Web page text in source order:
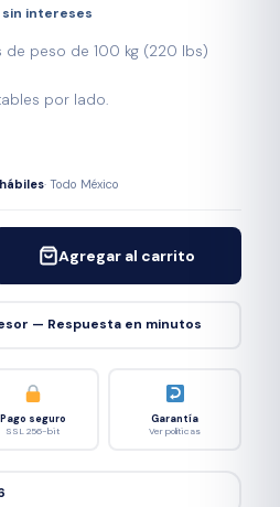
sin intereses
de peso de 100 kg (220 lbs)
por lado.
· Todo México
Agregar al carrito
— Respuesta en minutos
Pago seguro
SSL 256-bit
Garantía
Ver políticas